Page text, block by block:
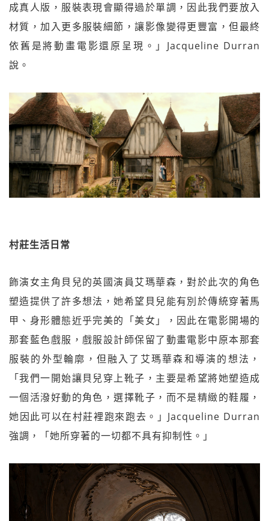
成真人版，服裝表現會顯得過於單調，因此我們要放入
材質，加入更多服裝細節，讓影像變得更豐富，但最終
依舊是將動畫電影還原呈現。」Jacqueline Durran
說。
村莊生活日常
飾演女主角貝兒的英國演員艾瑪華森，對於此次的角色
塑造提供了許多想法，她希望貝兒能有別於傳統穿著馬
甲、身形體態近乎完美的「美女」，因此在電影開場的
那套藍色戲服，戲服設計師保留了動畫電影中原本那套
服裝的外型輪廓，但融入了艾瑪華森和導演的想法，
「我們一開始讓貝兒穿上靴子，主要是希望將她塑造成
一個活潑好動的角色，選擇靴子，而不是精緻的鞋履，
她因此可以在村莊裡跑來跑去。」Jacqueline Durran
強調，「她所穿著的一切都不具有抑制性。」